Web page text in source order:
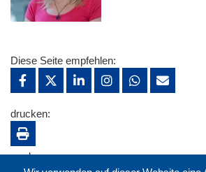
Diese Seite empfehlen:
drucken:
merken: